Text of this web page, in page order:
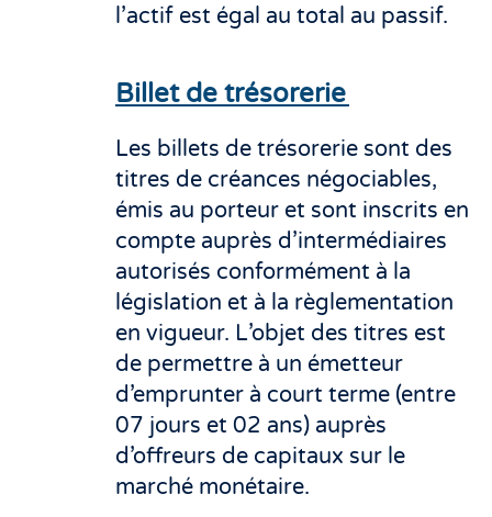
l’actif est égal au total au passif.
Billet de trésorerie
Les billets de trésorerie sont des
titres de créances négociables,
émis au porteur et sont inscrits en
compte auprès d’intermédiaires
autorisés conformément à la
législation et à la règlementation
en vigueur. L’objet des titres est
de permettre à un émetteur
d’emprunter à court terme (entre
07 jours et 02 ans) auprès
d’offreurs de capitaux sur le
marché monétaire.